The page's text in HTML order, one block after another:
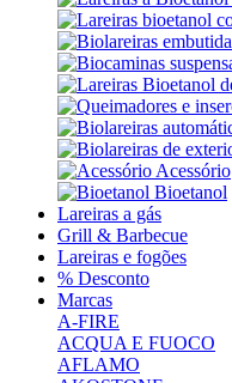
Acessório
Bioetanol
Lareiras a gás
Grill & Barbecue
Lareiras e fogões
% Desconto
Marcas
A-FIRE
ACQUA E FUOCO
AFLAMO